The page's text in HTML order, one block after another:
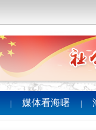
媒体看海曙